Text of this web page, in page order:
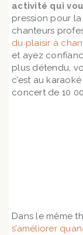
activité qui
pression pour la
chanteurs
du plaisir à
et ayez
plus détendu,
c’est au
concert de 10
Dans le même
s’améliorer